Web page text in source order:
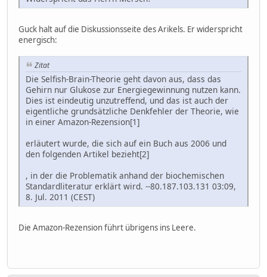
Guck halt auf die Diskussionsseite des Arikels. Er widerspricht
energisch:
Zitat
Die Selfish-Brain-Theorie geht davon aus, dass das
Gehirn nur Glukose zur Energiegewinnung nutzen kann.
Dies ist eindeutig unzutreffend, und das ist auch der
eigentliche grundsätzliche Denkfehler der Theorie, wie
in einer Amazon-Rezension[1]
erläutert wurde, die sich auf ein Buch aus 2006 und
den folgenden Artikel bezieht[2]
, in der die Problematik anhand der biochemischen
Standardliteratur erklärt wird. --80.187.103.131 03:09,
8. Jul. 2011 (CEST)
Die Amazon-Rezension führt übrigens ins Leere.